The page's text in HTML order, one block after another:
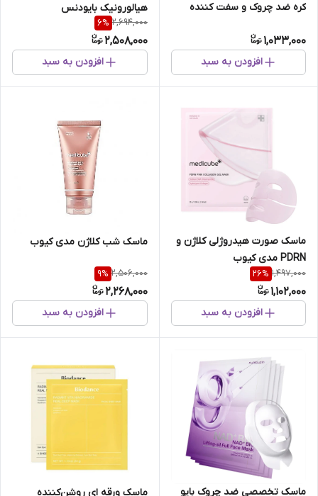
کره ضد چروک و سفت کننده
1,033,000
افزودن به سبد
هیالورونیک بایودنس
2,694,000
6%
2,508,000
افزودن به سبد
ماسک صورت هیدروژلی کلاژن و
PDRN مدی کیوب
1,497,000
26%
1,102,000
افزودن به سبد
ماسک شب کلاژن مدی کیوب
2,506,000
9%
2,268,000
افزودن به سبد
ماسک تخصصی ضد چروک بایو
ماسک ورقه ای روشن‌کننده